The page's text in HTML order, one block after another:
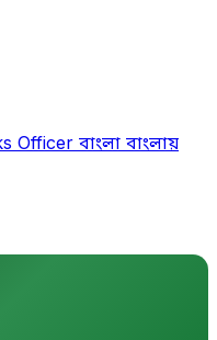
Officer বাংলা বাংলায়